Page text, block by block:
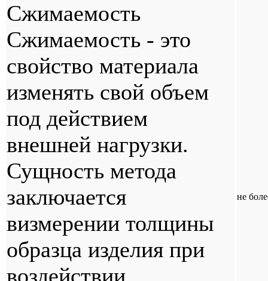
Сжимаемость
Сжимаемость - это
свойство материала
изменять свой объем
под действием
внешней нагрузки.
Сущность метода
заключается
визмерении толщины
образца изделия при
воздействии
не